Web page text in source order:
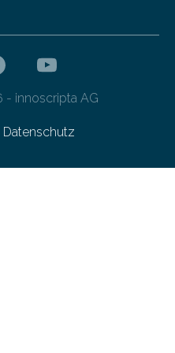
innoscripta AG
Datenschutz